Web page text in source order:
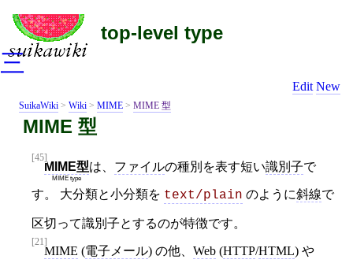
top-level type
Edit New
SuikaWiki > Wiki > MIME > MIME 型
MIME 型
[45]
MIME型
MIME type
は、 ファイルの種別を表す短い識別子で
す。 大分類と小分類を text/plain のように斜線で
区切って識別子とするのが特徴です。
[21]
MIME (電子メール) の他、 Web (HTTP/HTML) や
三